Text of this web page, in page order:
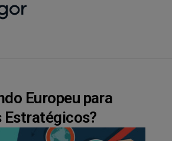
Europeu para
Estratégicos?